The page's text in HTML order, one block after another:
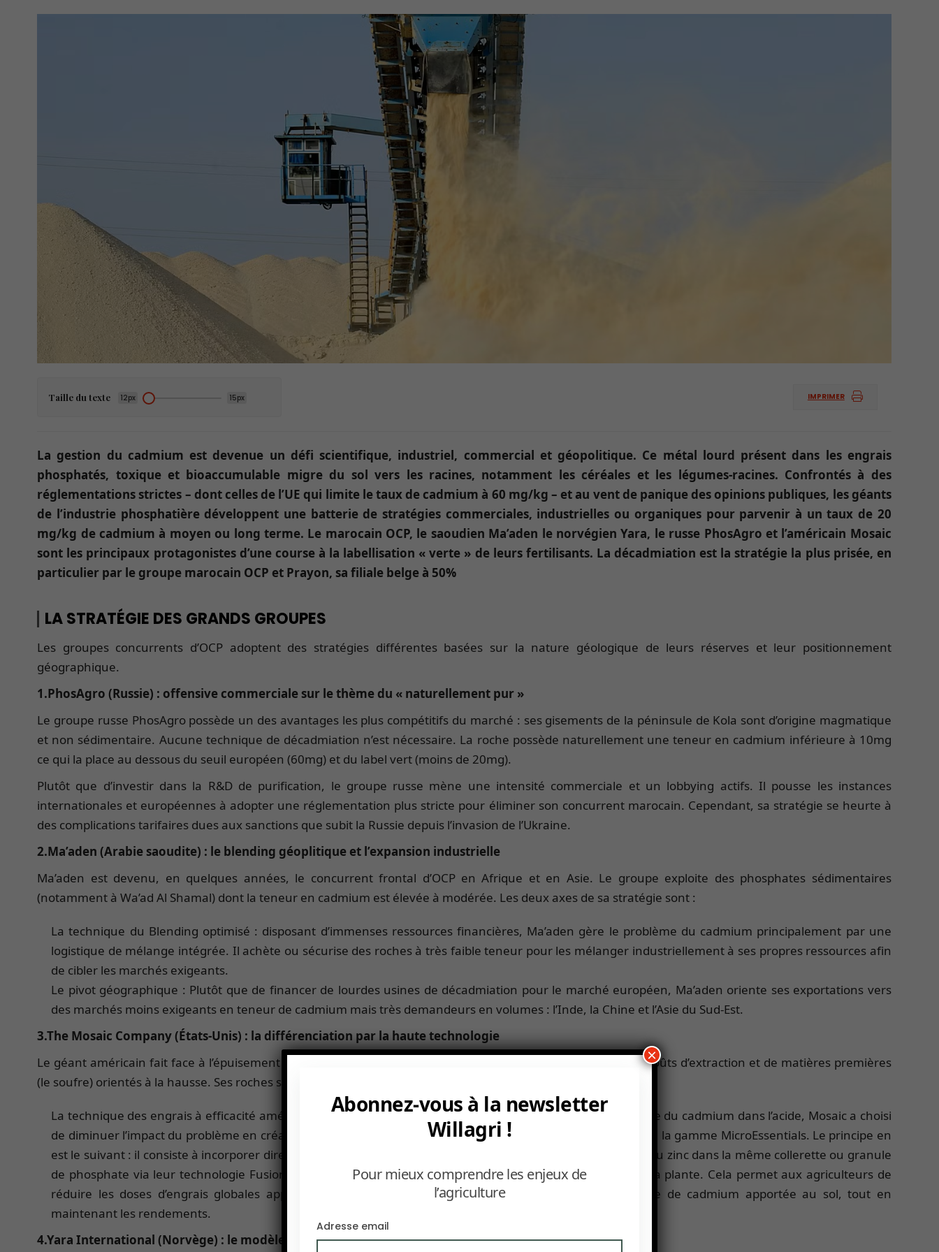
Taille du texte 12px 15px IMPRIMER
La gestion du cadmium est devenue un défi scientifique, industriel, commercial et géopolitique. Ce métal lourd présent dans les engrais
phosphatés, toxique et bioaccumulable migre du sol vers les racines, notamment les céréales et les légumes-racines. Confrontés à des
réglementations strictes – dont celles de l’UE qui limite le taux de cadmium à 60 mg/kg – et au vent de panique des opinions publiques, les géants
de l’industrie phosphatière développent une batterie de stratégies commerciales, industrielles ou organiques pour parvenir à un taux de 20
mg/kg de cadmium à moyen ou long terme. Le marocain OCP, le saoudien Ma’aden le norvégien Yara, le russe PhosAgro et l’américain Mosaic
sont les principaux protagonistes d’une course à la labellisation « verte » de leurs fertilisants. La décadmiation est la stratégie la plus prisée, en
particulier par le groupe marocain OCP et Prayon, sa filiale belge à 50%
LA STRATÉGIE DES GRANDS GROUPES
Les groupes concurrents d’OCP adoptent des stratégies différentes basées sur la nature géologique de leurs réserves et leur positionnement
géographique.
1.PhosAgro (Russie) : offensive commerciale sur le thème du « naturellement pur »
Le groupe russe PhosAgro possède un des avantages les plus compétitifs du marché : ses gisements de la péninsule de Kola sont d’origine magmatique
et non sédimentaire. Aucune technique de décadmiation n’est nécessaire. La roche possède naturellement une teneur en cadmium inférieure à 10mg
ce qui la place au dessous du seuil européen (60mg) et du label vert (moins de 20mg).
Plutôt que d’investir dans la R&D de purification, le groupe russe mène une intensité commerciale et un lobbying actifs. Il pousse les instances
internationales et européennes à adopter une réglementation plus stricte pour éliminer son concurrent marocain. Cependant, sa stratégie se heurte à
des complications tarifaires dues aux sanctions que subit la Russie depuis l’invasion de l’Ukraine.
2.Ma’aden (Arabie saoudite) : le blending géoplitique et l’expansion industrielle
Ma’aden est devenu, en quelques années, le concurrent frontal d’OCP en Afrique et en Asie. Le groupe exploite des phosphates sédimentaires
(notamment à Wa’ad Al Shamal) dont la teneur en cadmium est élevée à modérée. Les deux axes de sa stratégie sont :
La technique du Blending optimisé : disposant d’immenses ressources financières, Ma’aden gère le problème du cadmium principalement par une
logistique de mélange intégrée. Il achète ou sécurise des roches à très faible teneur pour les mélanger industriellement à ses propres ressources afin
de cibler les marchés exigeants.
Le pivot géographique : Plutôt que de financer de lourdes usines de décadmiation pour le marché européen, Ma’aden oriente ses exportations vers
des marchés moins exigeants en teneur de cadmium mais très demandeurs en volumes : l’Inde, la Chine et l’Asie du Sud-Est.
3.The Mosaic Company (États-Unis) : la différenciation par la haute technologie
Le géant américain fait face à l’épuisement progressif de ses gisements de haute qualité en Floride et à des coûts d’extraction et de matières premières
(le soufre) orientés à la hausse. Ses roches sédimentaires ont des teneurs en cadmium variables.
La technique des engrais à efficacité améliorée : au lieu de se concentret uniquement sur le retrait chimique du cadmium dans l’acide, Mosaic a choisi
de diminuer l’impact du problème en créant des engrais de spécifité brevetés à haute valeur ajoutée comme la gamme MicroEssentials. Le principe en
est le suivant : il consiste à incorporer directement du soufre (sous deux formes : sulfate et élémentaire) et du zinc dans la même collerette ou granule
de phosphate via leur technologie Fusion. Ils augmentent ainsi l’efficacité d’absorption du phosphate par la plante. Cela permet aux agriculteurs de
réduire les doses d’engrais globales appliquées à l’hectare, réduisant par conséquent la quantité totale de cadmium apportée au sol, tout en
maintenant les rendements.
4.Yara International (Norvège) : le modèle de purification par « voie nitrique »
Abonnez-vous à la newsletter
Willagri !
Pour mieux comprendre les enjeux de
l’agriculture
Adresse email
×